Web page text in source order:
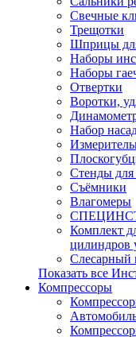
Свечные
Трещотки
Шприцы
Наборы
Наборы
Отвертки
Воротки,
Набор
Стенды
Съёмники
Влагомеры
Комплект
цилиндров
Слесарный
Показать все
Компрессоры